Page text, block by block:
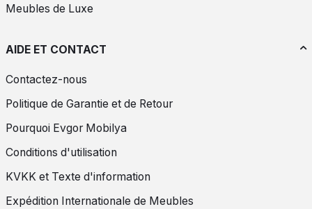
Meubles de Luxe
AIDE ET CONTACT
Contactez-nous
Politique de Garantie et de Retour
Pourquoi Evgor Mobilya
Conditions d'utilisation
KVKK et Texte d'information
Expédition Internationale de Meubles